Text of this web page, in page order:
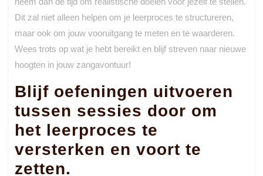
Dit zal niet alleen helpen om je leerproces te structureren,
maar ook om jouw vooruitgang te meten en te waarderen.
Wees trots op wat je hebt bereikt en blijf streven naar nieuwe
hoogten in jouw zangavontuur!
Blijf oefeningen uitvoeren
tussen sessies door om
het leerproces te
versterken en voort te
zetten.